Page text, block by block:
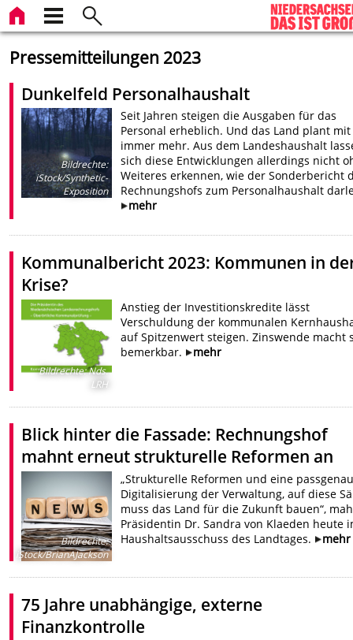
Pressemitteilungen 2023
Dunkelfeld Personalhaushalt
Bildrechte:
iStock/Synthetic-
Exposition
Seit Jahren steigen die Ausgaben für das
Personal erheblich. Und das Land plant mit
immer mehr. Aus dem Landeshaushalt
sich diese Entwicklungen allerdings nicht
Weiteres erkennen, wie der Sonderbericht
Rechnungshofs zum Personalhaushalt
mehr
Kommunalbericht 2023: Kommunen in
Krise?
Bildrechte:Nds.
LRH
Anstieg der Investitionskredite lässt
Verschuldung der kommunalen
auf Spitzenwert steigen. Zinswende macht
bemerkbar.
mehr
Blick hinter die Fassade: Rechnungshof
mahnt erneut strukturelle Reformen an
Bildrechte:
iStock/BrianAJackson
„Strukturelle Reformen und eine
Digitalisierung der Verwaltung, auf diese
muss das Land für die Zukunft bauen“,
Präsidentin Dr. Sandra von Klaeden heute
Haushaltsausschuss des Landtages.
mehr
75 Jahre unabhängige, externe
Finanzkontrolle